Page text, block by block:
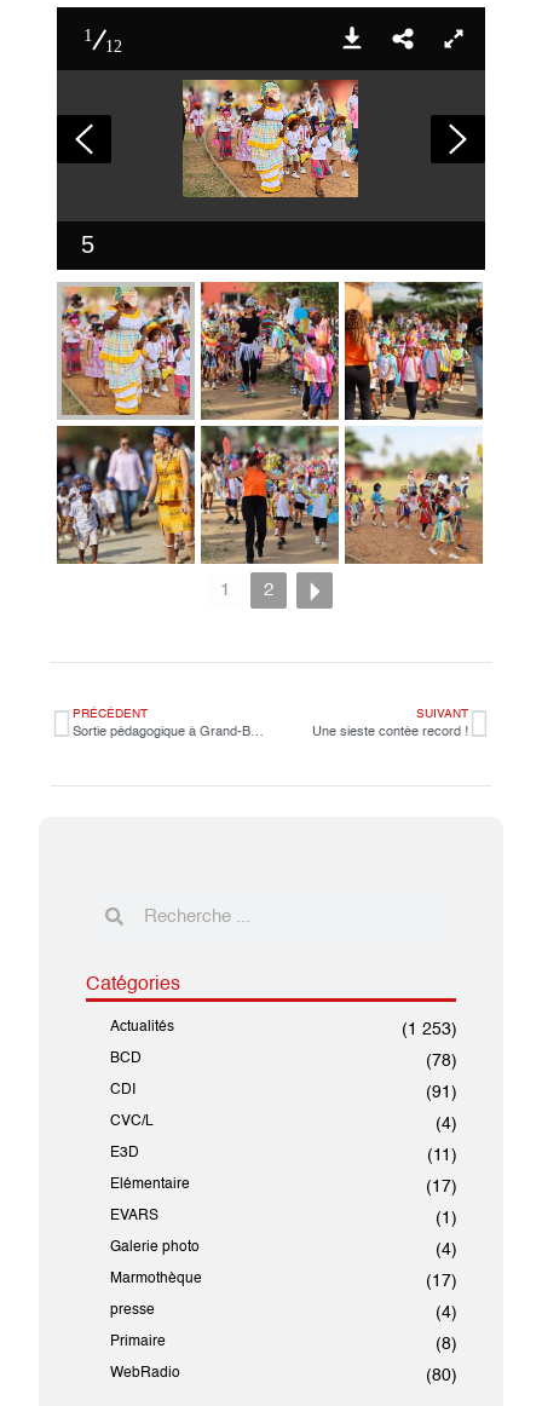
1
12
5
1 2
PRÉCÉDENT
Sortie pédagogique à Grand-Bassam
SUIVANT
Une sieste contée record !
Catégories
Actualités (1 253)
BCD (78)
CDI (91)
CVC/L (4)
E3D (11)
Elémentaire (17)
EVARS (1)
Galerie photo (4)
Marmothèque (17)
presse (4)
Primaire (8)
WebRadio (80)